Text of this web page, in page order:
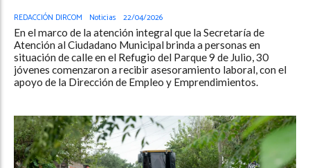
REDACCIÓN DIRCOM Noticias 22/04/2026
En el marco de la atención integral que la Secretaría de
Atención al Ciudadano Municipal brinda a personas en
situación de calle en el Refugio del Parque 9 de Julio, 30
jóvenes comenzaron a recibir asesoramiento laboral, con el
apoyo de la Dirección de Empleo y Emprendimientos.